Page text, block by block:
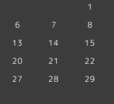
1
6 7
8
13 14
15
20 21
22
27 28
29